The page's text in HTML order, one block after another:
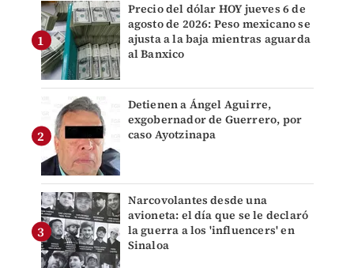
Precio del dólar HOY jueves 6 de
agosto de 2026: Peso mexicano se
ajusta a la baja mientras aguarda
al Banxico
Detienen a Ángel Aguirre,
exgobernador de Guerrero, por
caso Ayotzinapa
Narcovolantes desde una
avioneta: el día que se le declaró
la guerra a los 'influencers' en
Sinaloa